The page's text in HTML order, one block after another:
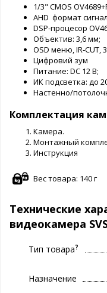
1/3" CMOS
AHD формат
DSP-процесор
Объектив: 3,6 мм;
OSD меню, IR‐CUT,
Цифровий зум
Питание: DC 12 В;
ИК подсветка: до
Настенно/
Комплектация
Камера.
Монтажный
Инструкция
Вес товара: 140 г
Технические
видеокамера
Тип товара?
Назначение